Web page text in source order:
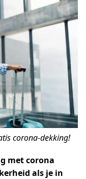
corona-dekking!
met corona
als je in